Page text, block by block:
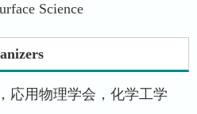
Science
応用物理学会，化学工学